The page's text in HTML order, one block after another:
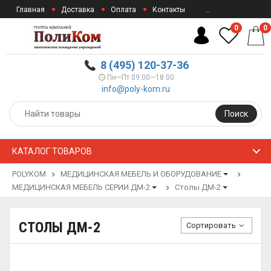
Главная Доставка Оплата Контакты ...
8 (495) 120-37-36
Пн—Пт 09:00—18:00
info@poly-kom.ru
Поиск
0 0
КАТАЛОГ ТОВАРОВ
POLYKOM
МЕДИЦИНСКАЯ МЕБЕЛЬ И ОБОРУДОВАНИЕ
МЕДИЦИНСКАЯ МЕБЕЛЬ СЕРИИ ДМ-2
Столы ДМ-2
СТОЛЫ ДМ-2 Сортировать